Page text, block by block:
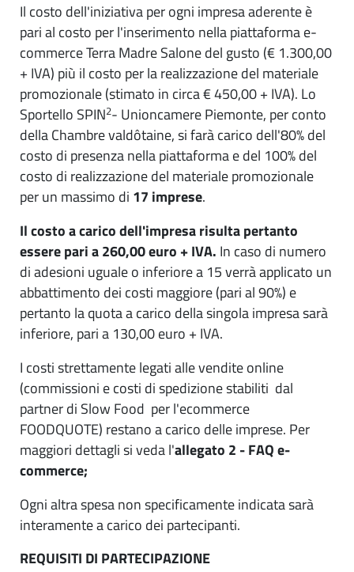
Il costo dell'iniziativa per ogni impresa aderente è
pari al costo per l'inserimento nella piattaforma e-
commerce Terra Madre Salone del gusto (€ 1.300,00
+ IVA) più il costo per la realizzazione del materiale
promozionale (stimato in circa € 450,00 + IVA). Lo
Sportello SPIN2- Unioncamere Piemonte, per conto
della Chambre valdôtaine, si farà carico dell'80% del
costo di presenza nella piattaforma e del 100% del
costo di realizzazione del materiale promozionale
per un massimo di 17 imprese.
Il costo a carico dell'impresa risulta pertanto
essere pari a260,00 euro + IVA. In caso di numero
di adesioni uguale o inferiore a 15 verrà applicato un
abbattimento dei costi maggiore (pari al 90%) e
pertanto la quota a carico della singola impresa sarà
inferiore, pari a 130,00 euro + IVA.
I costi strettamente legati alle vendite online
(commissioni e costi di spedizione stabiliti dal
partner di Slow Food per l'ecommerce
FOODQUOTE) restano a carico delle imprese. Per
maggiori dettagli si veda l'allegato 2 - FAQe-
commerce;
Ogni altra spesa non specificamente indicata sarà
interamente a carico dei partecipanti.
REQUISITI DI PARTECIPAZIONE